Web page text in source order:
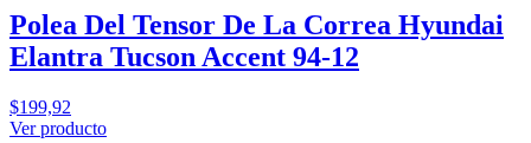
Polea Del Tensor De La Correa Hyundai
Elantra Tucson Accent 94-12
$199,92
Ver producto